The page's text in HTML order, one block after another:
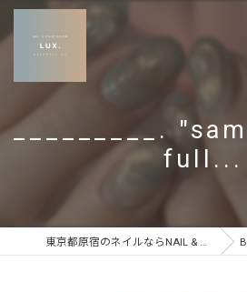
_________.
full...
東京都原宿のネイルならNAIL & CARE SALON LUX BLOG